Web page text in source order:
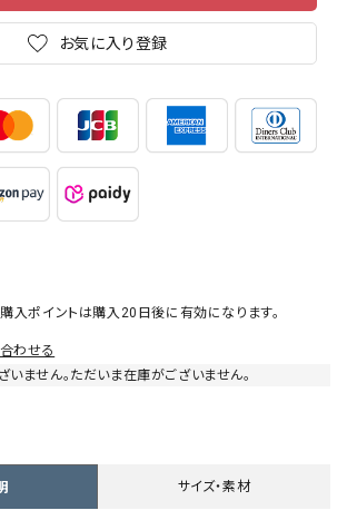
お気に入り登録
入ポイントは購入20日後に有効になります。
わせる
いません。ただいま在庫がございません。
サイズ・素材